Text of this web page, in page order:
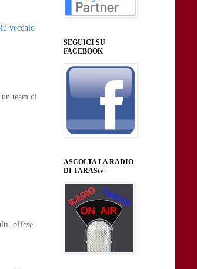
vecchio
team di
offese
SEGUICI SU
FACEBOOK
ASCOLTA LA RADIO
DI TARAStv